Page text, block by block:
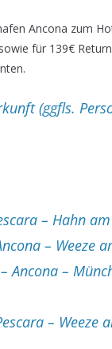
Ancona zum
für 139€
(ggfls.
– Hahn
–
Ancona –
–